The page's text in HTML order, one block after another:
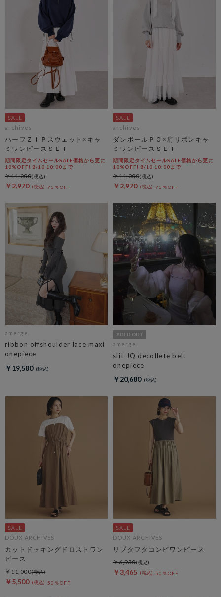
archives
ハーフＺＩＰスウェット×キャ
ミワンピースＳＥＴ
期間限定タイムセールSALE価格から更に
10%OFF! 8/10 10:00まで
￥2,970 73％OFF
￥11,000
archives
ダンボールＰＯ×肩リボンキャ
ミワンピースＳＥＴ
期間限定タイムセールSALE価格から更に
10%OFF! 8/10 10:00まで
￥2,970 73％OFF
￥11,000
amerge.
ribbon offshoulder lace maxi
onepiece
￥19,580
amerge.
slit JQ decollete belt
onepiece
￥20,680
DOUX ARCHIVES
カットドッキングドロストワン
ピース
￥5,500 50％OFF
￥11,000
DOUX ARCHIVES
リブタフタコンビワンピース
￥3,465 50％OFF
￥6,930